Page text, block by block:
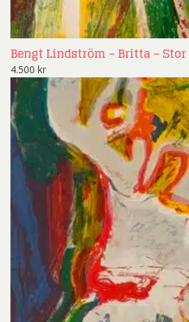
Bengt Lindström – Britta –
4.500 kr